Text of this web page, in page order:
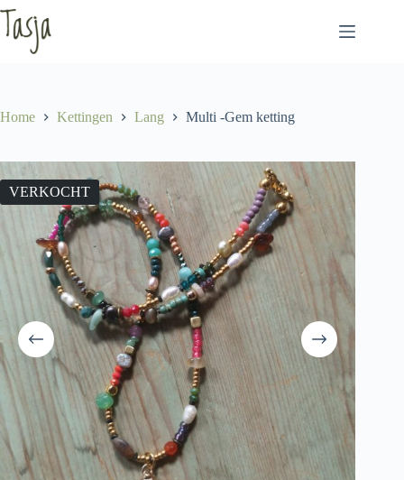
Ga
naar
de
inhoud
Home Kettingen Lang Multi -Gem ketting
VERKOCHT